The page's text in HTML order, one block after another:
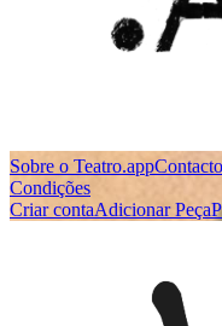
Sobre o Teatro.app
Condições
Criar contaAdicionar Peça